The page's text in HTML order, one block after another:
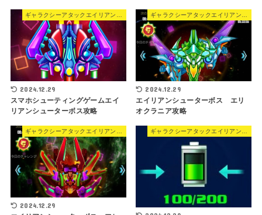
ギャラクシーアタックエイリアンシューター
2024.12.29
スマホシューティングゲームエイ
リアンシューターボス攻略
ギャラクシーアタックエイリアンシューター
2024.12.29
エイリアンシューターボス エリ
オクラニア攻略
2024.12.29